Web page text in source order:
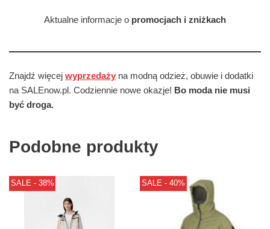
Aktualne informacje o promocjach i zniżkach
Znajdź więcej wyprzedaży na modną odzież, obuwie i dodatki
na SALEnow.pl. Codziennie nowe okazje! Bo moda nie musi
być droga.
Podobne produkty
SALE - 38% SALE - 40%